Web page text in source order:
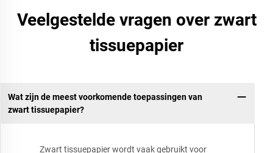
Veelgestelde vragen over zwart
tissuepapier
Wat zijn de meest voorkomende toepassingen van
zwart tissuepapier?
Zwart tissuepapier wordt vaak gebruikt voor